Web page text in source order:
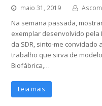
maio 31, 2019 Ascom
Na semana passada,
exemplar desenvolvido
da SDR, sinto-me
trabalho que sirva de
Biofábrica,…
Leia mais